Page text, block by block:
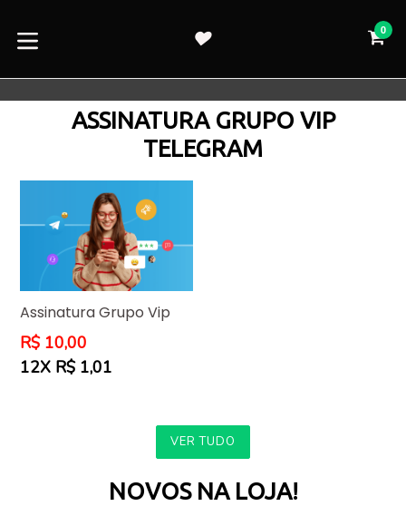
para
0
ASSINATURA GRUPO VIP
TELEGRAM
Assinatura Grupo Vip
Preço
normal
R$ 10,00
12X R$ 1,01
VER TUDO
NOVOS NA LOJA!